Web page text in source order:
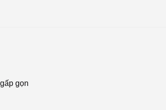
gọn